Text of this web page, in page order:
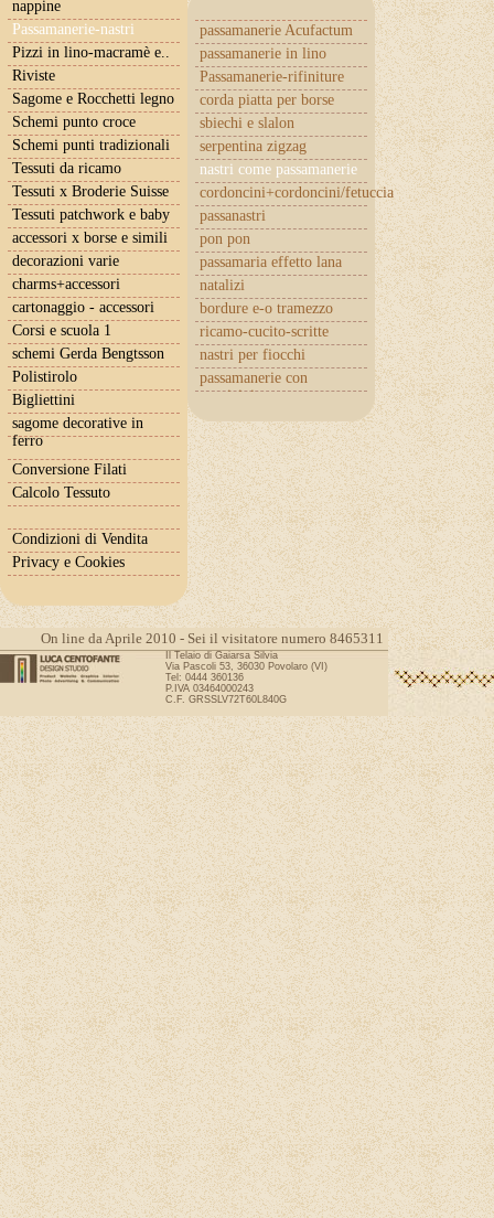
nappine
Passamanerie-nastri
passamanerie Acufactum
passamanerie in lino
Passamanerie-rifiniture
corda piatta per borse
sbiechi e slalon
serpentina zigzag
nastri come passamanerie
cordoncini+cordoncini/fetuccia
passanastri
pon pon
passamaria effetto lana
natalizi
bordure e-o tramezzo
ricamo-cucito-scritte
nastri per fiocchi
passamanerie con
cuoricini
Pizzi in lino-macramè e..
Riviste
Sagome e Rocchetti legno
Schemi punto croce
Schemi punti tradizionali
Tessuti da ricamo
Tessuti x Broderie Suisse
Tessuti patchwork e baby
accessori x borse e simili
decorazioni varie
charms+accessori
cartonaggio - accessori
Corsi e scuola 1
schemi Gerda Bengtsson
Polistirolo
Bigliettini
sagome decorative in
ferro
Conversione Filati
Calcolo Tessuto
Condizioni di Vendita
Privacy e Cookies
On line da Aprile 2010 - Sei il visitatore numero 8465311
Il Telaio di Gaiarsa Silvia
Via Pascoli 53, 36030 Povolaro (VI)
Tel: 0444 360136
P.IVA 03464000243
C.F. GRSSLV72T60L840G